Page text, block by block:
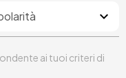
ai tuoi criteri di